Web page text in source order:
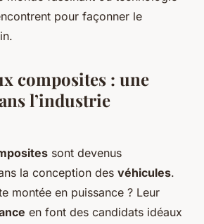
pour façonner le
composites : une
l’industrie
sont devenus
la conception des véhicules.
montée en puissance ? Leur
en font des candidats idéaux